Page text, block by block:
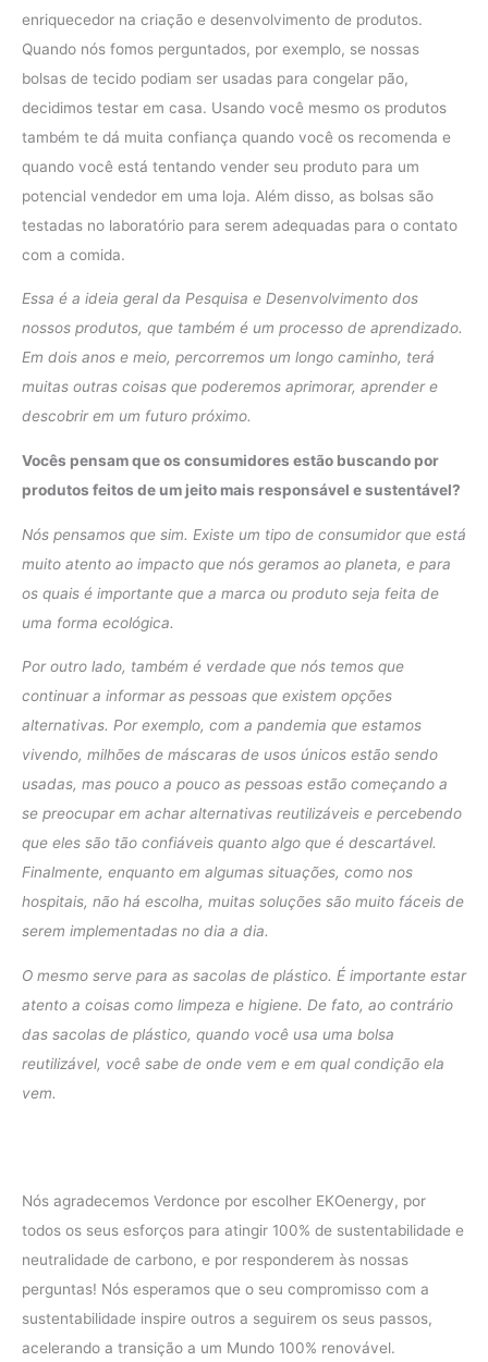
enriquecedor na criação e desenvolvimento de produtos.
Quando nós fomos perguntados, por exemplo, se nossas
bolsas de tecido podiam ser usadas para congelar pão,
decidimos testar em casa. Usando você mesmo os produtos
também te dá muita confiança quando você os recomenda e
quando você está tentando vender seu produto para um
potencial vendedor em uma loja. Além disso, as bolsas são
testadas no laboratório para serem adequadas para o contato
com a comida.
Essa é a ideia geral da Pesquisa e Desenvolvimento dos
nossos produtos, que também é um processo de aprendizado.
Em dois anos e meio, percorremos um longo caminho, terá
muitas outras coisas que poderemos aprimorar, aprender e
descobrir em um futuro próximo.
Vocês pensam que os consumidores estão buscando por
produtos feitos de um jeito mais responsável e sustentável?
Nós pensamos que sim. Existe um tipo de consumidor que está
muito atento ao impacto que nós geramos ao planeta, e para
os quais é importante que a marca ou produto seja feita de
uma forma ecológica.
Por outro lado, também é verdade que nós temos que
continuar a informar as pessoas que existem opções
alternativas. Por exemplo, com a pandemia que estamos
vivendo, milhões de máscaras de usos únicos estão sendo
usadas, mas pouco a pouco as pessoas estão começando a
se preocupar em achar alternativas reutilizáveis e percebendo
que eles são tão confiáveis quanto algo que é descartável.
Finalmente, enquanto em algumas situações, como nos
hospitais, não há escolha, muitas soluções são muito fáceis de
serem implementadas no dia a dia.
O mesmo serve para as sacolas de plástico. É importante estar
atento a coisas como limpeza e higiene. De fato, ao contrário
das sacolas de plástico, quando você usa uma bolsa
reutilizável, você sabe de onde vem e em qual condição ela
vem.
Nós agradecemos Verdonce por escolher EKOenergy, por
todos os seus esforços para atingir 100% de sustentabilidade e
neutralidade de carbono, e por responderem às nossas
perguntas! Nós esperamos que o seu compromisso com a
sustentabilidade inspire outros a seguirem os seus passos,
acelerando a transição a um Mundo 100% renovável.